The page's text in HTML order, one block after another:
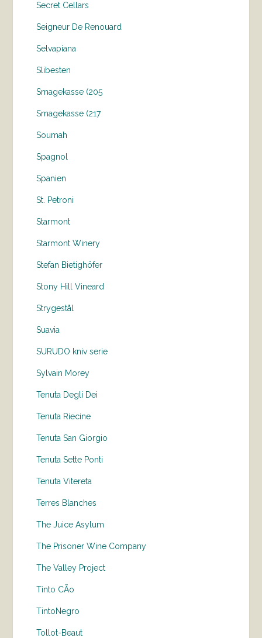
Secret Cellars
Seigneur De Renouard
Selvapiana
Slibesten
Smagekasse (205
Smagekasse (217
Soumah
Spagnol
Spanien
St. Petroni
Starmont
Starmont Winery
Stefan Bietighöfer
Stony Hill Vineard
Strygestål
Suavia
SURUDO kniv serie
Sylvain Morey
Tenuta Degli Dei
Tenuta Riecine
Tenuta San Giorgio
Tenuta Sette Ponti
Tenuta Vitereta
Terres Blanches
The Juice Asylum
The Prisoner Wine Company
The Valley Project
Tinto CÃo
TintoNegro
Tollot-Beaut